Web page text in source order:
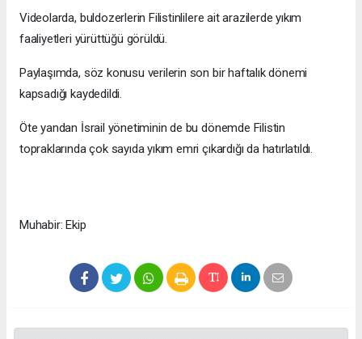
Videolarda, buldozerlerin Filistinlilere ait arazilerde yıkım
faaliyetleri yürüttüğü görüldü.
Paylaşımda, söz konusu verilerin son bir haftalık dönemi
kapsadığı kaydedildi.
Öte yandan İsrail yönetiminin de bu dönemde Filistin
topraklarında çok sayıda yıkım emri çıkardığı da hatırlatıldı.
Muhabir: Ekip